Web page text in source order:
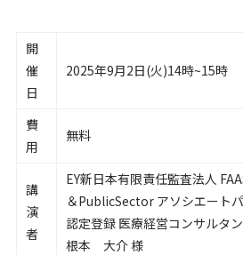
開
催
日
2025年9月2日(火)14時~15時
費
用
無料
講
演
者
EY新日本有限責任監査法人
＆PublicSector アソシエート
認定登録 医療経営コンサルタ
根本 大介 様